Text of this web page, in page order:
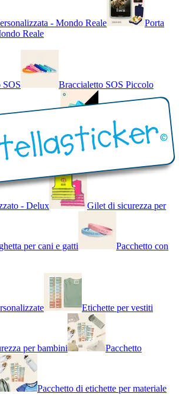
- Mondo Reale
Porta
Reale
SOS Braccialetto SOS Piccolo
SOS - Bicolore Braccialetto SOS
- Delux Gilet di sicurezza per
per cani e gatti
Pacchetto con
Etichette per vestiti
per bambini Pacchetto
Pacchetto di etichette per materiale